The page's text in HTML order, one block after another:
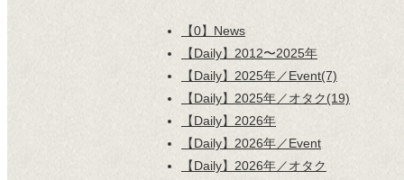
【0】News
【Daily】2012〜2025年
【Daily】2025年／Event(7)
【Daily】2025年／オタク(19)
【Daily】2026年
【Daily】2026年／Event
【Daily】2026年／オタク